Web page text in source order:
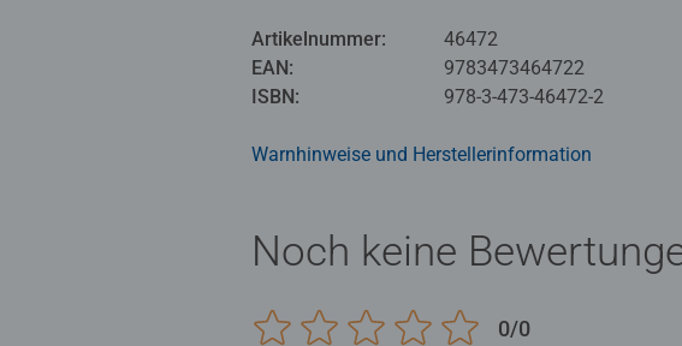
Artikelnummer:
46472
EAN:
9783473464722
ISBN:
978-3-473-46472-2
Warnhinweise und Herstellerinformation
Noch keine
0/0